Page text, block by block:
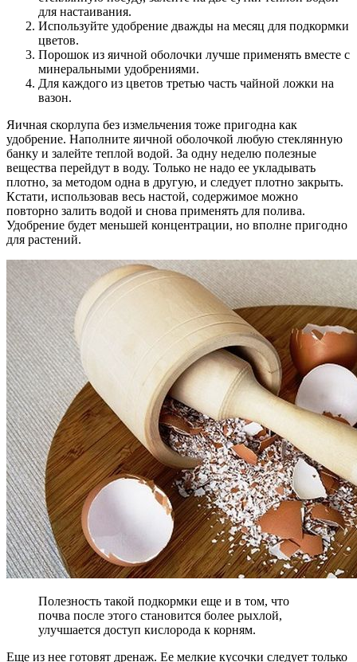
для настаивания.
Используйте удобрение дважды на месяц для подкормки
цветов.
Порошок из яичной оболочки лучше применять вместе с
минеральными удобрениями.
Для каждого из цветов третью часть чайной ложки на
вазон.
Яичная скорлупа без измельчения тоже пригодна как
удобрение. Наполните яичной оболочкой любую стеклянную
банку и залейте теплой водой. За одну неделю полезные
вещества перейдут в воду. Только не надо ее укладывать
плотно, за методом одна в другую, и следует плотно закрыть.
Кстати, использовав весь настой, содержимое можно
повторно залить водой и снова применять для полива.
Удобрение будет меньшей концентрации, но вполне пригодно
для растений.
Полезность такой подкормки еще и в том, что
почва после этого становится более рыхлой,
улучшается доступ кислорода к корням.
Еще из нее готовят дренаж. Ее мелкие кусочки следует только